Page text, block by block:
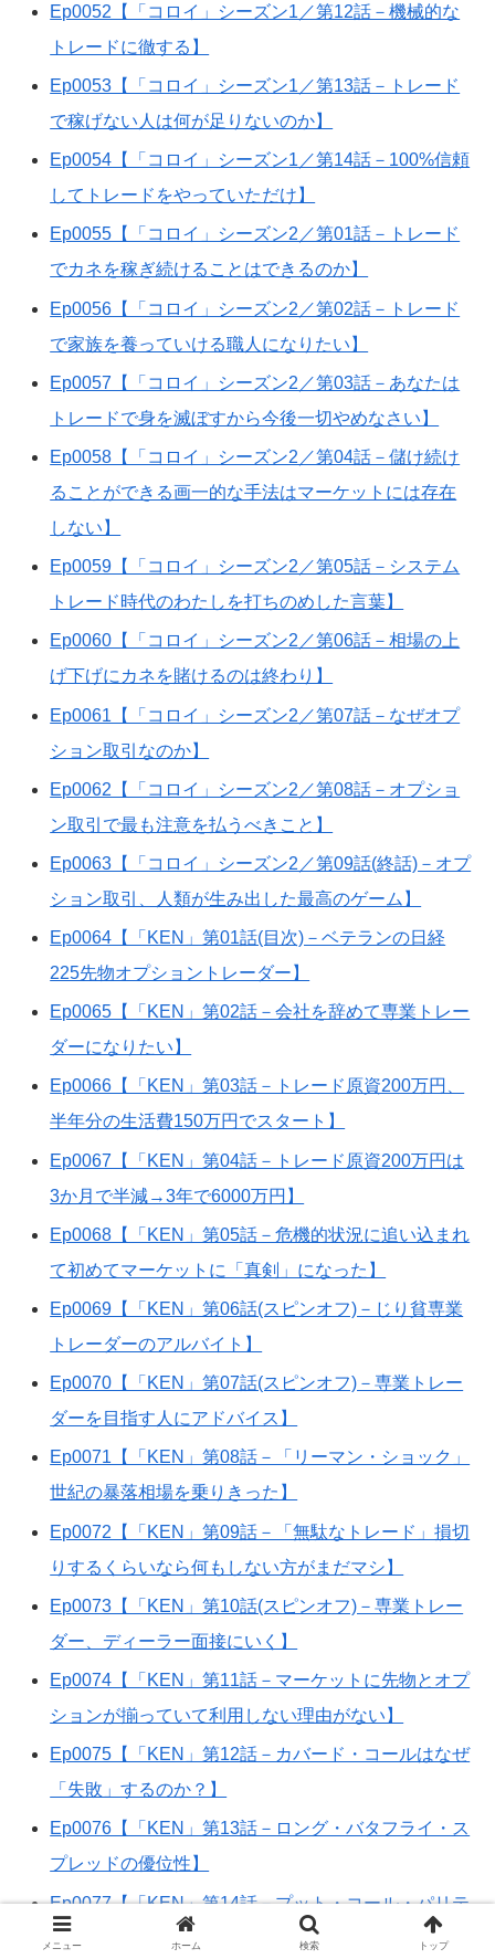
Ep0052【「コロイ」シーズン1／第12話－機械的な
トレードに徹する】
Ep0053【「コロイ」シーズン1／第13話－トレード
で稼げない人は何が足りないのか】
Ep0054【「コロイ」シーズン1／第14話－100%信頼
してトレードをやっていただけ】
Ep0055【「コロイ」シーズン2／第01話－トレード
でカネを稼ぎ続けることはできるのか】
Ep0056【「コロイ」シーズン2／第02話－トレード
で家族を養っていける職人になりたい】
Ep0057【「コロイ」シーズン2／第03話－あなたは
トレードで身を滅ぼすから今後一切やめなさい】
Ep0058【「コロイ」シーズン2／第04話－儲け続け
ることができる画一的な手法はマーケットには存在
しない】
Ep0059【「コロイ」シーズン2／第05話－システム
トレード時代のわたしを打ちのめした言葉】
Ep0060【「コロイ」シーズン2／第06話－相場の上
げ下げにカネを賭けるのは終わり】
Ep0061【「コロイ」シーズン2／第07話－なぜオプ
ション取引なのか】
Ep0062【「コロイ」シーズン2／第08話－オプショ
ン取引で最も注意を払うべきこと】
Ep0063【「コロイ」シーズン2／第09話(終話)－オプ
ション取引、人類が生み出した最高のゲーム】
Ep0064【「KEN」第01話(目次)－ベテランの日経
225先物オプショントレーダー】
Ep0065【「KEN」第02話－会社を辞めて専業トレー
ダーになりたい】
Ep0066【「KEN」第03話－トレード原資200万円、
半年分の生活費150万円でスタート】
Ep0067【「KEN」第04話－トレード原資200万円は
3か月で半減→3年で6000万円】
Ep0068【「KEN」第05話－危機的状況に追い込まれ
て初めてマーケットに「真剣」になった】
Ep0069【「KEN」第06話(スピンオフ)－じり貧専業
トレーダーのアルバイト】
Ep0070【「KEN」第07話(スピンオフ)－専業トレー
ダーを目指す人にアドバイス】
Ep0071【「KEN」第08話－「リーマン・ショック」
世紀の暴落相場を乗りきった】
Ep0072【「KEN」第09話－「無駄なトレード」損切
りするくらいなら何もしない方がまだマシ】
Ep0073【「KEN」第10話(スピンオフ)－専業トレー
ダー、ディーラー面接にいく】
Ep0074【「KEN」第11話－マーケットに先物とオプ
ションが揃っていて利用しない理由がない】
Ep0075【「KEN」第12話－カバード・コールはなぜ
「失敗」するのか？】
Ep0076【「KEN」第13話－ロング・バタフライ・ス
プレッドの優位性】
Ep0077【「KEN」第14話－プット・コール・パリテ
ィのエスケープ】
メニュー ホーム 検索 トップ